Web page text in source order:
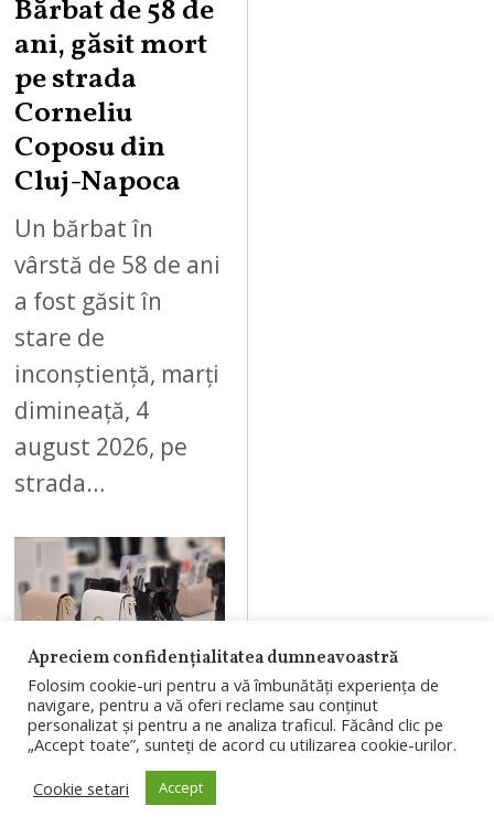
Bărbat de 58 de
ani, găsit mort
pe strada
Corneliu
Coposu din
Cluj-Napoca
Un bărbat în
vârstă de 58 de ani
a fost găsit în
stare de
inconștiență, marți
dimineață, 4
august 2026, pe
strada…
09
AUGUST 4, 2026
Branduri
românești, în
Apreciem confidențialitatea dumneavoastră
Folosim cookie-uri pentru a vă îmbunătăți experiența de
navigare, pentru a vă oferi reclame sau conținut
personalizat și pentru a ne analiza traficul. Făcând clic pe
„Accept toate”, sunteți de acord cu utilizarea cookie-urilor.
Cookie setari
Accept